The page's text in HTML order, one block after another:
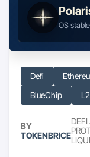
OS
Defi
BlueChip
BY
TOKENBRICE